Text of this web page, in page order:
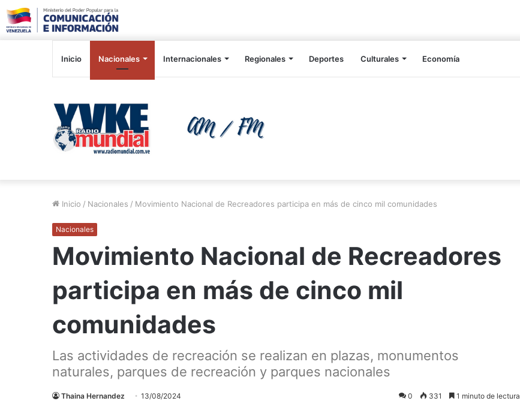
Inicio Nacionales Internacionales Regionales Deportes Culturales Economía
Inicio / Nacionales / Movimiento Nacional de Recreadores participa en más de cinco mil comunidades
Nacionales
Movimiento Nacional de Recreadores
participa en más de cinco mil
comunidades
Las actividades de recreación se realizan en plazas, monumentos
naturales, parques de recreación y parques nacionales
Thaina Hernandez 13/08/2024 0 331 1 minuto de lectura